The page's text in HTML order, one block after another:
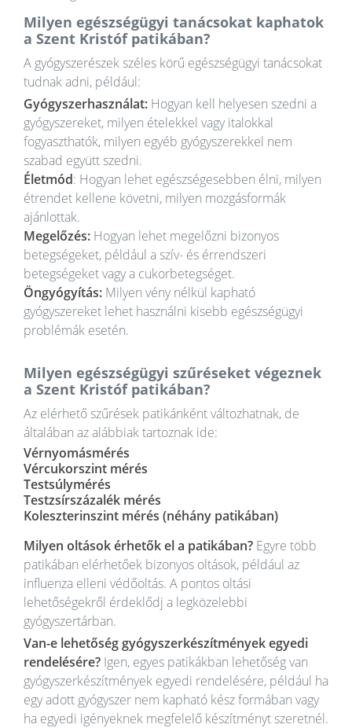
Milyen egészségügyi tanácsokat kaphatok
a Szent Kristóf patikában?
A gyógyszerészek széles körű egészségügyi tanácsokat
tudnak adni, például:
Gyógyszerhasználat: Hogyan kell helyesen szedni a
gyógyszereket, milyen ételekkel vagy italokkal
fogyaszthatók, milyen egyéb gyógyszerekkel nem
szabad együtt szedni.
Életmód: Hogyan lehet egészségesebben élni, milyen
étrendet kellene követni, milyen mozgásformák
ajánlottak.
Megelőzés: Hogyan lehet megelőzni bizonyos
betegségeket, például a szív- és érrendszeri
betegségeket vagy a cukorbetegséget.
Öngyógyítás: Milyen vény nélkül kapható
gyógyszereket lehet használni kisebb egészségügyi
problémák esetén.
Milyen egészségügyi szűréseket végeznek
a Szent Kristóf patikában?
Az elérhető szűrések patikánként változhatnak, de
általában az alábbiak tartoznak ide:
Vérnyomásmérés
Vércukorszint mérés
Testsúlymérés
Testzsírszázalék mérés
Koleszterinszint mérés (néhány patikában)
Milyen oltások érhetők el a patikában? Egyre több
patikában elérhetőek bizonyos oltások, például az
influenza elleni védőoltás. A pontos oltási
lehetőségekről érdeklődj a legközelebbi
gyógyszertárban.
Van-e lehetőség gyógyszerkészítmények egyedi
rendelésére? Igen, egyes patikákban lehetőség van
gyógyszerkészítmények egyedi rendelésére, például ha
egy adott gyógyszer nem kapható kész formában vagy
ha egyedi igényeknek megfelelő készítményt szeretnél.